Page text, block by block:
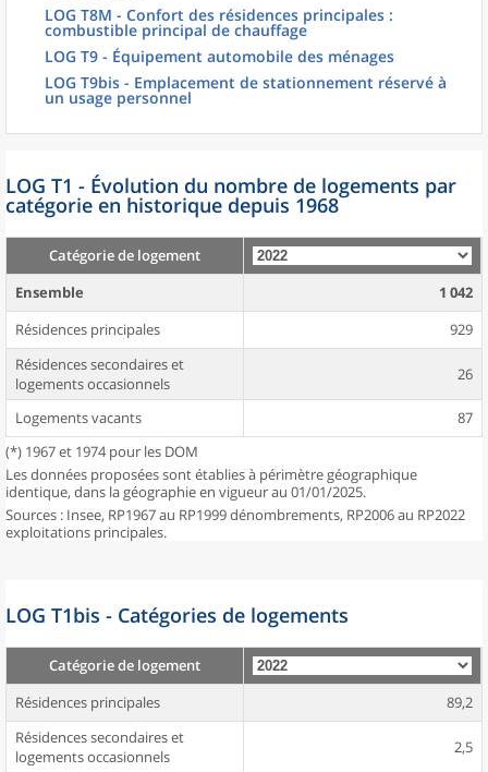
LOG T8M - Confort des résidences principales :
combustible principal de chauffage
LOG T9 - Équipement automobile des ménages
LOG T9bis - Emplacement de stationnement réservé à
un usage personnel
LOG T1 - Évolution du nombre de logements par
catégorie en historique depuis 1968
Catégorie de logement
Ensemble
1 042
Résidences principales
929
Résidences secondaires et
logements occasionnels
26
Logements vacants
87
(*) 1967 et 1974 pour les DOM
Les données proposées sont établies à périmètre géographique
identique, dans la géographie en vigueur au 01/01/2025.
Sources : Insee, RP1967 au RP1999 dénombrements, RP2006 au RP2022
exploitations principales.
LOG T1bis - Catégories de logements
Catégorie de logement
Résidences principales
89,2
Résidences secondaires et
logements occasionnels
2,5